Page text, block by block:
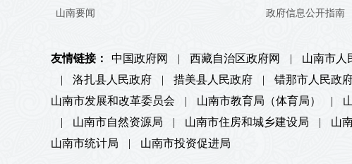
山南要闻 政府信息公开指南
友情链接： 中国政府网 | 西藏自治区政府网 | 山南市人
|
洛扎县人民政府 | 措美县人民政府 | 错那市人民政
山南市发展和改革委员会
| 山南市教育局（体育局） |
|
山南市自然资源局 | 山南市住房和城乡建设局 | 山
山南市统计局
| 山南市投资促进局